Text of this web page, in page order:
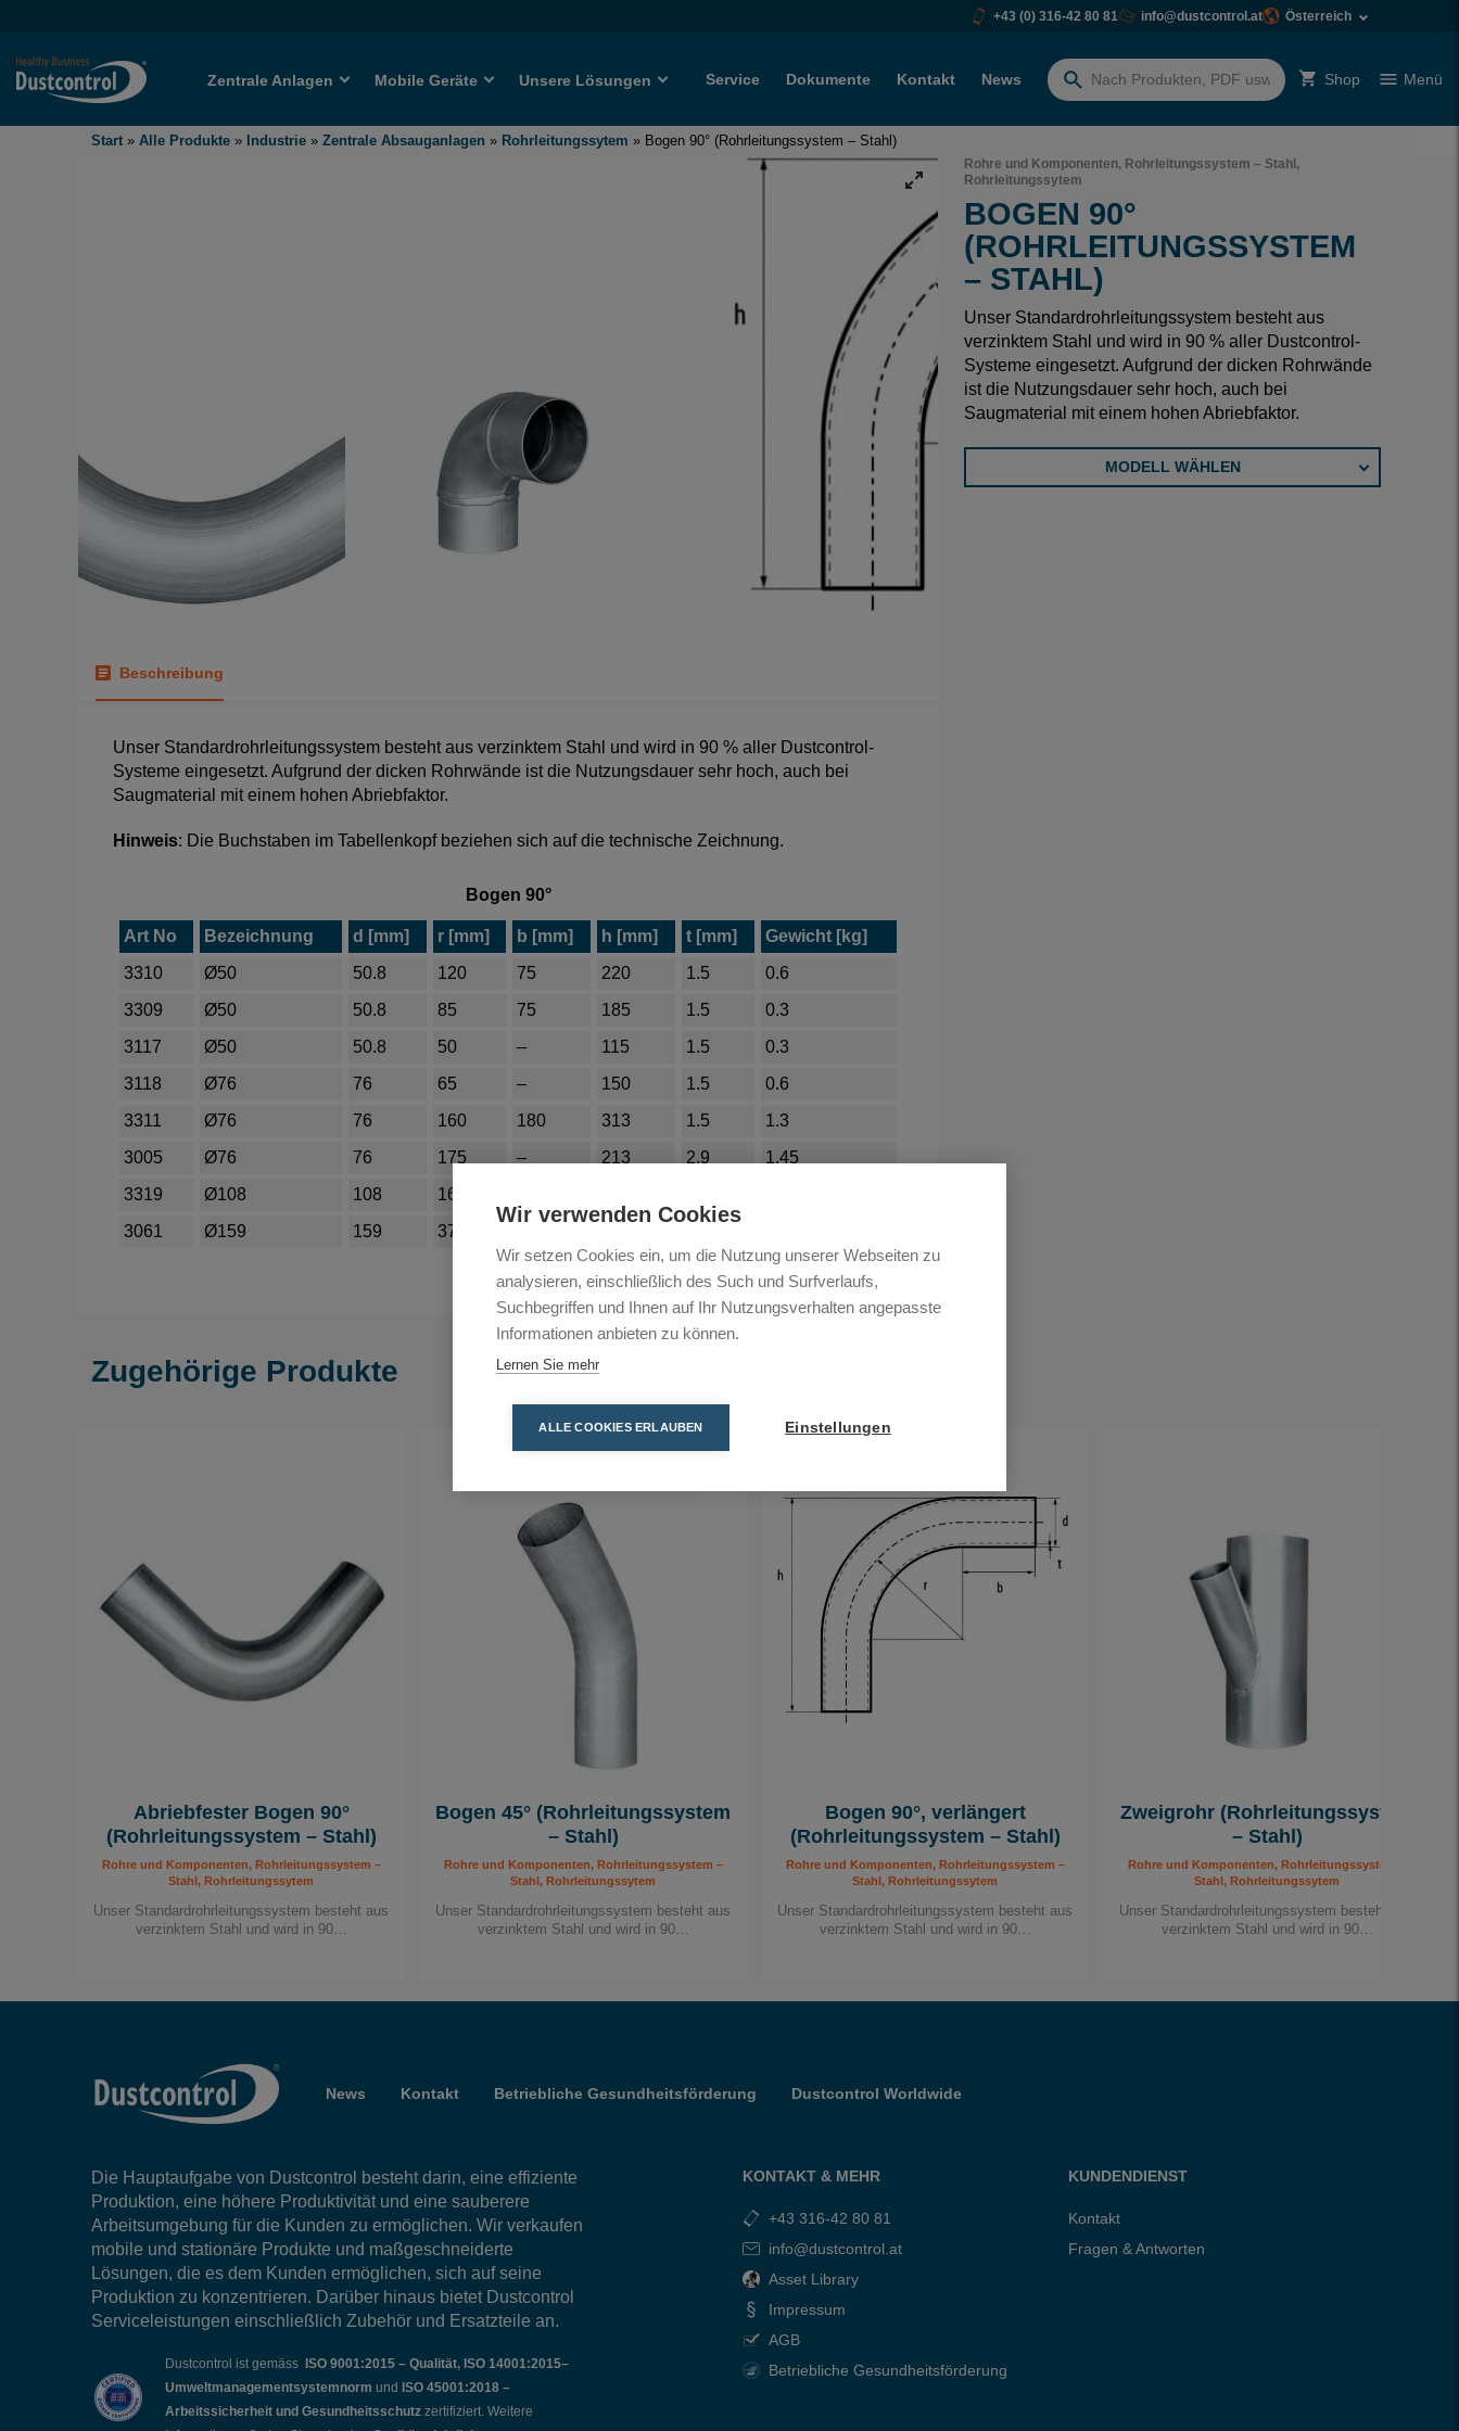
+43 (0) 316-42 80 81 info@dustcontrol.at Österreich
Zentrale Anlagen Mobile Geräte Unsere Lösungen Service Dokumente Kontakt News
Suchen
Shop Menü
Start » Alle Produkte » Industrie » Zentrale Absauganlagen » Rohrleitungssytem » Bogen 90° (Rohrleitungssystem – Stahl)
Beschreibung
Unser Standardrohrleitungssystem besteht aus verzinktem Stahl und wird in 90 % aller Dustcontrol-
Systeme eingesetzt. Aufgrund der dicken Rohrwände ist die Nutzungsdauer sehr hoch, auch bei
Saugmaterial mit einem hohen Abriebfaktor.
Hinweis: Die Buchstaben im Tabellenkopf beziehen sich auf die technische Zeichnung.
Bogen 90°
Art No Bezeichnung d [mm] r [mm] b [mm] h [mm] t [mm]
Gewicht [kg]
3310
Ø50 50.8 120 75 220 1.5
0.6
3309
Ø50 50.8 85 75 185 1.5
0.3
3117
Ø50 50.8 50 – 115 1.5
0.3
3118
Ø76 76 65 – 150 1.5
0.6
3311
Ø76 76 160 180 313 1.5
1.3
3005
Ø76 76 175 – 213 2.9
1.45
3319
Ø108 108 160
3061
Ø159 159 375
Rohre und Komponenten, Rohrleitungssystem – Stahl,
Rohrleitungssytem
BOGEN 90°
(ROHRLEITUNGSSYSTEM
– STAHL)
Unser Standardrohrleitungssystem besteht aus
verzinktem Stahl und wird in 90 % aller Dustcontrol-
Systeme eingesetzt. Aufgrund der dicken Rohrwände
ist die Nutzungsdauer sehr hoch, auch bei
Saugmaterial mit einem hohen Abriebfaktor.
MODELL WÄHLEN
Zugehörige Produkte
Abriebfester Bogen 90°
(Rohrleitungssystem – Stahl)
Rohre und Komponenten, Rohrleitungssystem –
Stahl, Rohrleitungssytem
Unser Standardrohrleitungssystem besteht aus
verzinktem Stahl und wird in 90…
Bogen 45° (Rohrleitungssystem
– Stahl)
Rohre und Komponenten, Rohrleitungssystem –
Stahl, Rohrleitungssytem
Unser Standardrohrleitungssystem besteht aus
verzinktem Stahl und wird in 90…
Bogen 90°, verlängert
(Rohrleitungssystem – Stahl)
Rohre und Komponenten, Rohrleitungssystem –
Stahl, Rohrleitungssytem
Unser Standardrohrleitungssystem besteht aus
verzinktem Stahl und wird in 90…
Zweigrohr (Rohrleitungssystem
– Stahl)
Rohre und Komponenten, Rohrleitungssystem –
Stahl, Rohrleitungssytem
Unser Standardrohrleitungssystem besteht aus
verzinktem Stahl und wird in 90…
News Kontakt Betriebliche Gesundheitsförderung Dustcontrol Worldwide
Die Hauptaufgabe von Dustcontrol besteht darin, eine effiziente
Produktion, eine höhere Produktivität und eine sauberere
Arbeitsumgebung für die Kunden zu ermöglichen. Wir verkaufen
mobile und stationäre Produkte und maßgeschneiderte
Lösungen, die es dem Kunden ermöglichen, sich auf seine
Produktion zu konzentrieren. Darüber hinaus bietet Dustcontrol
Serviceleistungen einschließlich Zubehör und Ersatzteile an.
Dustcontrol ist gemäss ISO 9001:2015 – Qualität, ISO 14001:2015–
Umweltmanagementsystemnorm und ISO 45001:2018 –
Arbeitssicherheit und Gesundheitsschutz zertifiziert. Weitere
KONTAKT & MEHR
+43 316-42 80 81
info@dustcontrol.at
Asset Library
Impressum
AGB
Betriebliche Gesundheitsförderung
KUNDENDIENST
Kontakt
Fragen & Antworten
Wir verwenden Cookies
Wir setzen Cookies ein, um die Nutzung unserer Webseiten zu
analysieren, einschließlich des Such und Surfverlaufs,
Suchbegriffen und Ihnen auf Ihr Nutzungsverhalten angepasste
Informationen anbieten zu können.
Lernen Sie mehr
ALLE COOKIES ERLAUBEN Einstellungen